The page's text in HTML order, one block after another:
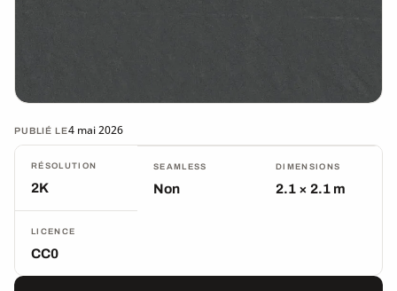
PUBLIÉ LE4 mai 2026
RÉSOLUTION
2K
SEAMLESS
Non
DIMENSIONS
2.1 × 2.1 m
LICENCE
CC0